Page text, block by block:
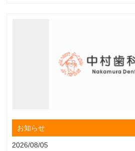
お知らせ
2026/08/05